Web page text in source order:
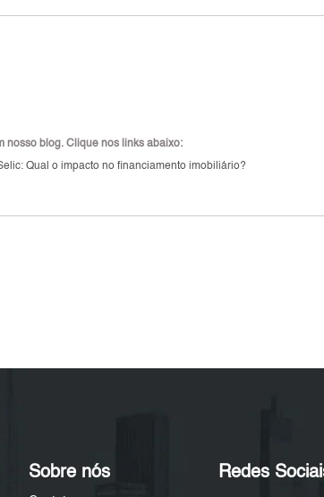
nosso blog. Clique nos links abaixo:
Qual o impacto no financiamento imobiliário?
Sobre nós Redes